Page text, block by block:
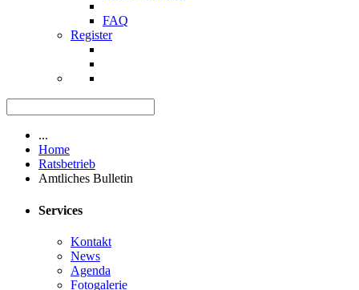
FAQ
Register
...
Home
Ratsbetrieb
Amtliches Bulletin
Services
Kontakt
News
Agenda
Fotogalerie